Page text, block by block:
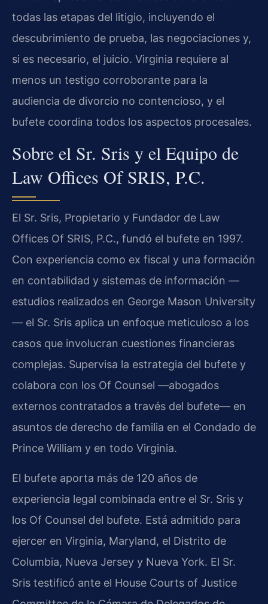
todas las etapas del litigio, incluyendo el
descubrimiento de prueba, las negociaciones y,
si es necesario, el juicio. Virginia requiere al
menos un testigo corroborante para la
audiencia de divorcio no contencioso, y el
bufete coordina todos los aspectos procesales.
Sobre el Sr. Sris y el Equipo de
Law Offices Of SRIS, P.C.
El Sr. Sris, Propietario y Fundador de Law
Offices Of SRIS, P.C., fundó el bufete en 1997.
Con experiencia como ex fiscal y una formación
en contabilidad y sistemas de información —
estudios realizados en George Mason University
— el Sr. Sris aplica un enfoque meticuloso a los
casos que involucran cuestiones financieras
complejas. Supervisa la estrategia del bufete y
colabora con los Of Counsel —abogados
externos contratados a través del bufete— en
asuntos de derecho de familia en el Condado de
Prince William y en todo Virginia.
El bufete aporta más de 120 años de
experiencia legal combinada entre el Sr. Sris y
los Of Counsel del bufete. Está admitido para
ejercer en Virginia, Maryland, el Distrito de
Columbia, Nueva Jersey y Nueva York. El Sr.
Sris testificó ante el House Courts of Justice